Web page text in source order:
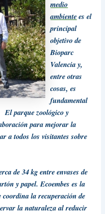
medio
ambientees el
principal
objetivo de
Bioparc
Valencia y,
entre otras
cosas, es
fundamental
El parque zoológico y
para mejorar la
a todos los visitantes sobre
de 34 kg entre envases de
y papel. Ecoembes es la
la recuperación de
la naturaleza al reducir